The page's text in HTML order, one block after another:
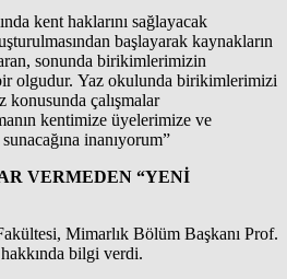
kent haklarını sağlayacak
başlayarak kaynakların
sonunda birikimlerimizin
olgudur. Yaz okulunda birikimlerimizi
konusunda çalışmalar
kentimize üyelerimize ve
inanıyorum”
VERMEDEN “YENİ
Mimarlık Bölüm Başkanı Prof.
bilgi verdi.